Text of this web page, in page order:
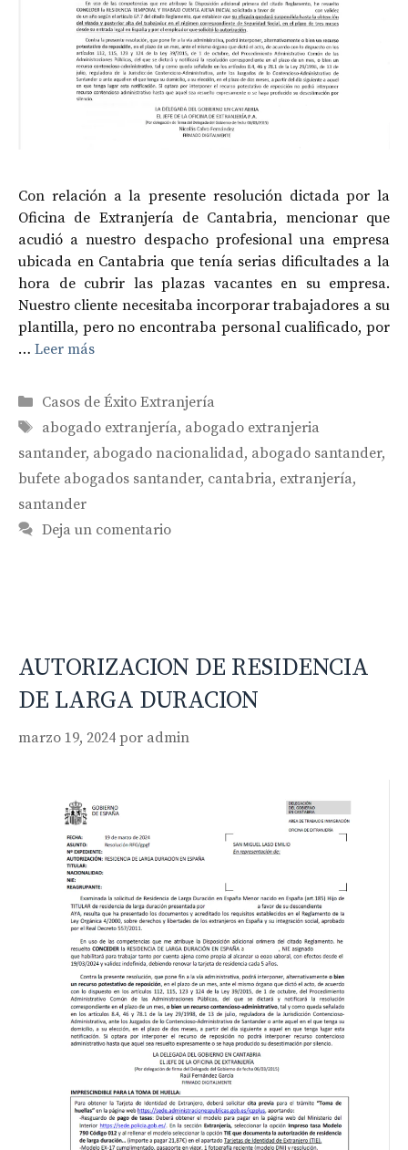
Con relación a la presente resolución dictada por la
Oficina de Extranjería de Cantabria, mencionar que
acudió a nuestro despacho profesional una empresa
ubicada en Cantabria que tenía serias dificultades a la
hora de cubrir las plazas vacantes en su empresa.
Nuestro cliente necesitaba incorporar trabajadores a su
plantilla, pero no encontraba personal cualificado, por
… Leer más
Categorías
Casos de Éxito Extranjería
Etiquetas
abogado extranjería, abogado extranjeria
santander, abogado nacionalidad, abogado santander,
bufete abogados santander, cantabria, extranjería,
santander
Deja un comentario
AUTORIZACION DE RESIDENCIA
DE LARGA DURACION
marzo 19, 2024 por admin